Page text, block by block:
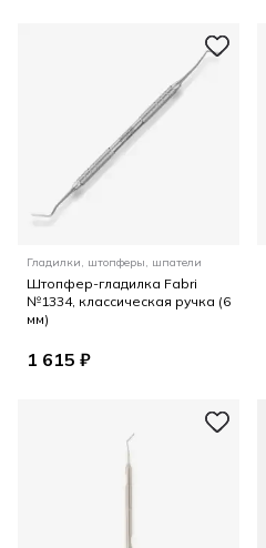
Гладилки, штопферы, шпатели
Штопфер-гладилка Fabri
№1334, классическая ручка (6
мм)
1 615 ₽